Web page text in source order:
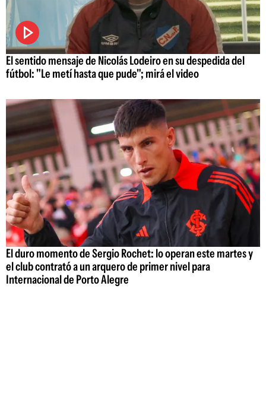
El sentido mensaje de Nicolás Lodeiro en su despedida del
fútbol: "Le metí hasta que pude"; mirá el video
El duro momento de Sergio Rochet: lo operan este martes y
el club contrató a un arquero de primer nivel para
Internacional de Porto Alegre